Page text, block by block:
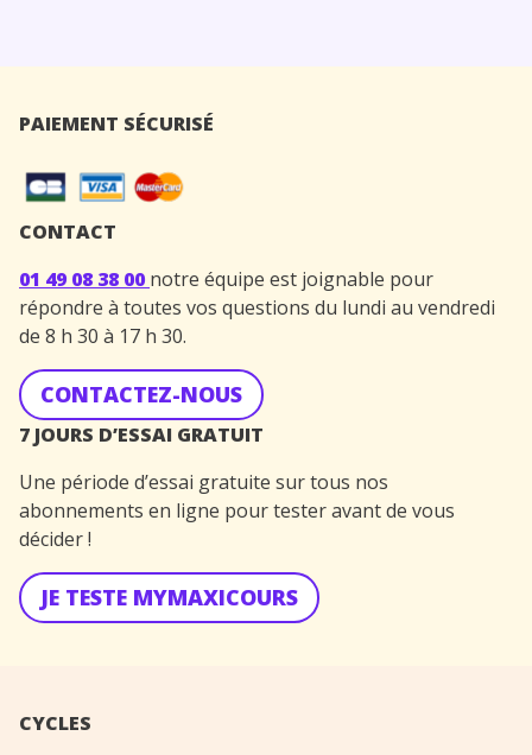
PAIEMENT SÉCURISÉ
CONTACT
01 49 08 38 00 notre équipe est joignable pour
répondre à toutes vos questions du lundi au vendredi
de 8 h 30 à 17 h 30.
CONTACTEZ-NOUS
7 JOURS D’ESSAI GRATUIT
Une période d’essai gratuite sur tous nos
abonnements en ligne pour tester avant de vous
décider !
JE TESTE MYMAXICOURS
CYCLES